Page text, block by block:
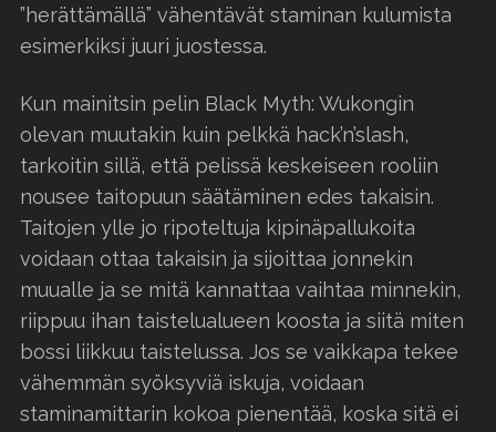
”herättämällä” vähentävät staminan kulumista
esimerkiksi juuri juostessa.
Kun mainitsin pelin Black Myth: Wukongin
olevan muutakin kuin pelkkä hack’n’slash,
tarkoitin sillä, että pelissä keskeiseen rooliin
nousee taitopuun säätäminen edes takaisin.
Taitojen ylle jo ripoteltuja kipinäpallukoita
voidaan ottaa takaisin ja sijoittaa jonnekin
muualle ja se mitä kannattaa vaihtaa minnekin,
riippuu ihan taistelualueen koosta ja siitä miten
bossi liikkuu taistelussa. Jos se vaikkapa tekee
vähemmän syöksyviä iskuja, voidaan
staminamittarin kokoa pienentää, koska sitä ei